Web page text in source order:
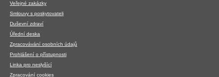
Veřejné zakázky
Smlouvy s poskytovateli
Duševní zdraví
Úřední deska
Zpracovávání osobních údajů
Prohlášení o přístupnosti
Linka pro neslyšící
Zpracování cookies